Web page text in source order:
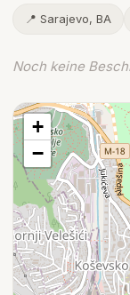
📍 Sarajevo, BA
Noch keine
+
−